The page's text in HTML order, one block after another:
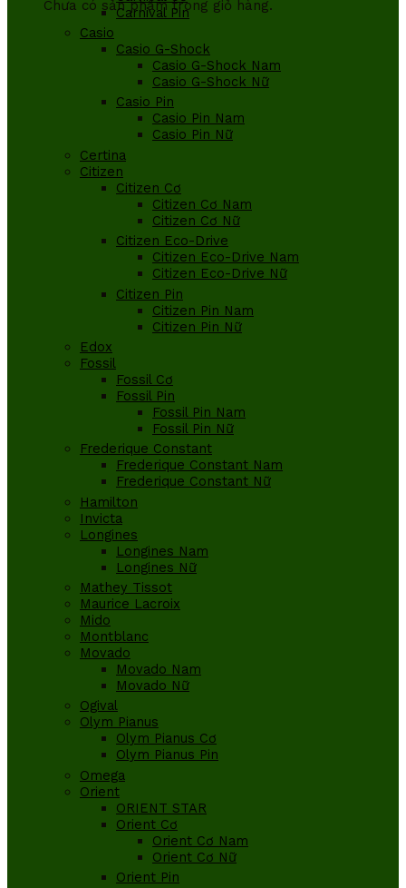
Chưa có sản phẩm trong giỏ hàng.
Carnival Pin
Casio
Casio G-Shock
Casio G-Shock Nam
Casio G-Shock Nữ
Casio Pin
Casio Pin Nam
Casio Pin Nữ
Certina
Citizen
Citizen Cơ
Citizen Cơ Nam
Citizen Cơ Nữ
Citizen Eco-Drive
Citizen Eco-Drive Nam
Citizen Eco-Drive Nữ
Citizen Pin
Citizen Pin Nam
Citizen Pin Nữ
Edox
Fossil
Fossil Cơ
Fossil Pin
Fossil Pin Nam
Fossil Pin Nữ
Frederique Constant
Frederique Constant Nam
Frederique Constant Nữ
Hamilton
Invicta
Longines
Longines Nam
Longines Nữ
Mathey Tissot
Maurice Lacroix
Mido
Montblanc
Movado
Movado Nam
Movado Nữ
Ogival
Olym Pianus
Olym Pianus Cơ
Olym Pianus Pin
Omega
Orient
ORIENT STAR
Orient Cơ
Orient Cơ Nam
Orient Cơ Nữ
Orient Pin